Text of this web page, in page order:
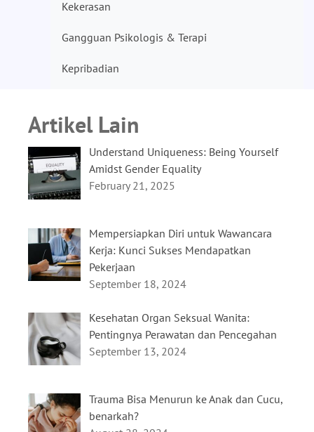
Kekerasan
Gangguan Psikologis & Terapi
Kepribadian
Artikel Lain
Understand Uniqueness: Being Yourself
Amidst Gender Equality
February 21, 2025
Mempersiapkan Diri untuk Wawancara
Kerja: Kunci Sukses Mendapatkan
Pekerjaan
September 18, 2024
Kesehatan Organ Seksual Wanita:
Pentingnya Perawatan dan Pencegahan
September 13, 2024
Trauma Bisa Menurun ke Anak dan Cucu,
benarkah?